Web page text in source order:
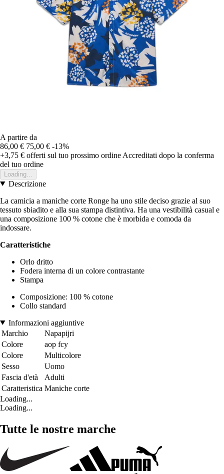
A partire da
86,00 € 75,00 € -13%
+3,75 € offerti sul tuo prossimo ordine Accreditati dopo la conferma
del tuo ordine
Loading...
Descrizione
La camicia a maniche corte Ronge ha uno stile deciso grazie al suo
tessuto sbiadito e alla sua stampa distintiva. Ha una vestibilità casual e
una composizione 100 % cotone che è morbida e comoda da
indossare.
Caratteristiche
Orlo dritto
Fodera interna di un colore contrastante
Stampa
Composizione: 100 % cotone
Collo standard
Informazioni aggiuntive
Marchio
Napapijri
Colore
aop fcy
Colore
Multicolore
Sesso
Uomo
Fascia d'età
Adulti
Caratteristica Maniche corte
Loading...
Loading...
Tutte le nostre marche